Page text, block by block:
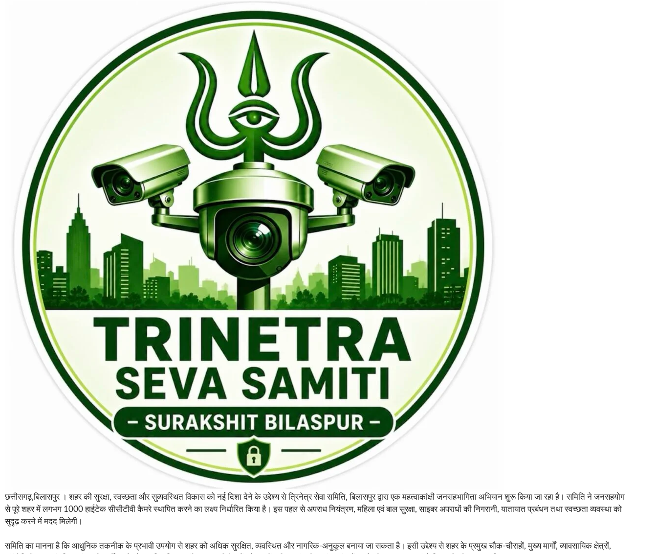
छत्तीसगढ़,बिलासपुर । शहर की सुरक्षा, स्वच्छता और सुव्यवस्थित विकास को नई दिशा देने के उद्देश्य से त्रिनेत्र सेवा समिति, बिलासपुर द्वारा एक महत्वाकांक्षी जनसहभागिता अभियान शुरू किया जा रहा है। समिति ने जनसहयोग
से पूरे शहर में लगभग 1000 हाईटेक सीसीटीवी कैमरे स्थापित करने का लक्ष्य निर्धारित किया है। इस पहल से अपराध नियंत्रण, महिला एवं बाल सुरक्षा, साइबर अपराधों की निगरानी, यातायात प्रबंधन तथा स्वच्छता व्यवस्था को
सुदृढ़ करने में मदद मिलेगी।
समिति का मानना है कि आधुनिक तकनीक के प्रभावी उपयोग से शहर को अधिक सुरक्षित, व्यवस्थित और नागरिक-अनुकूल बनाया जा सकता है। इसी उद्देश्य से शहर के प्रमुख चौक-चौराहों, मुख्य मार्गों, व्यावसायिक क्षेत्रों,